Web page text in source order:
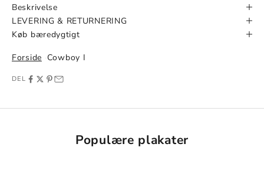
Beskrivelse
LEVERING & RETURNERING
Køb bæredygtigt
Forside Cowboy I
DEL
Populære plakater